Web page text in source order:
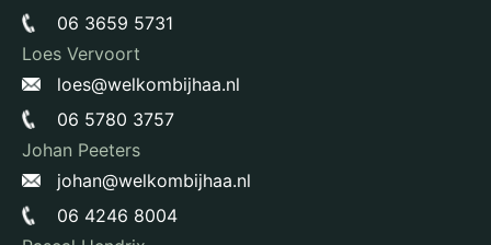
06 3659 5731
Loes Vervoort
loes@welkombijhaa.nl
06 5780 3757
Johan Peeters
johan@welkombijhaa.nl
06 4246 8004